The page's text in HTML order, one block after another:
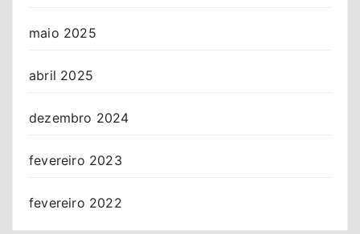
maio 2025
abril 2025
dezembro 2024
fevereiro 2023
fevereiro 2022